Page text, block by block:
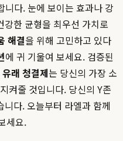
니다. 눈에 보이는 효과나 강
한 균형을 최우선 가치로
해결을 위해 고민하고 있다
에 귀 기울여 보세요. 검증된
래 청결제는 당신의 가장 소
켜줄 것입니다. 당신의 Y존
다. 오늘부터 라엘과 함께
세요.